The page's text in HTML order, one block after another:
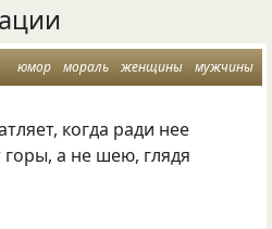
юмор мораль женщины мужчины
когда ради нее
а не шею, глядя